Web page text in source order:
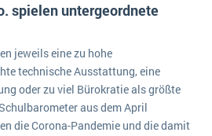
spielen untergeordnete
jeweils eine zu hohe
technische Ausstattung, eine
oder zu viel Bürokratie als größte
aus dem April
die Corona-Pandemie und die damit